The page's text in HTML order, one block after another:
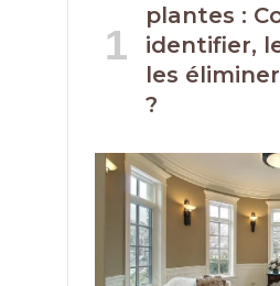
plantes :
identifier,
les
?